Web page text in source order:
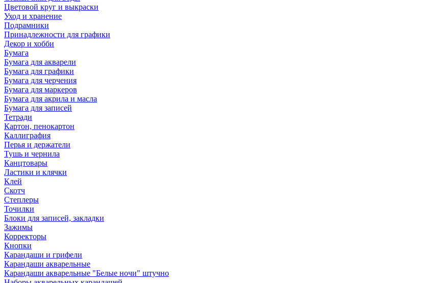
Цветовой круг и выкраски
Уход и хранение
Подрамники
Принадлежности для графики
Декор и хобби
Бумага
Бумага для акварели
Бумага для графики
Бумага для черчения
Бумага для маркеров
Бумага для акрила и масла
Бумага для записей
Тетради
Картон, пенокартон
Каллиграфия
Перья и держатели
Тушь и чернила
Канцтовары
Ластики и клячки
Клей
Скотч
Степлеры
Точилки
Блоки для записей, закладки
Зажимы
Корректоры
Кнопки
Карандаши и грифели
Карандаши акварельные
Карандаши акварельные "Белые ночи" штучно